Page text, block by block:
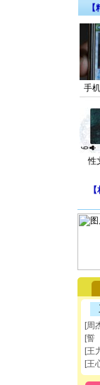
手
性
【
[周
[誓
[王
[王